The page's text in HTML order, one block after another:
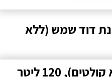
דוד שמש (ללא
120 ליטר